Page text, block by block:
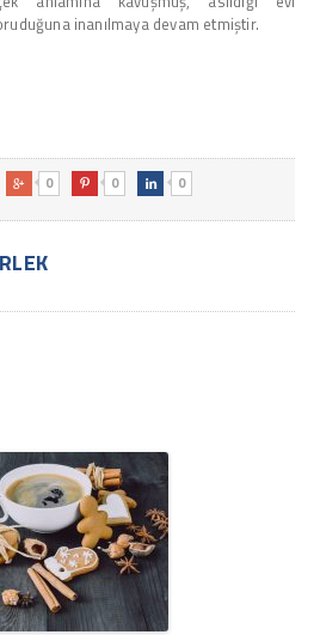
inanılmaya devam etmiştir.
 0  0  0